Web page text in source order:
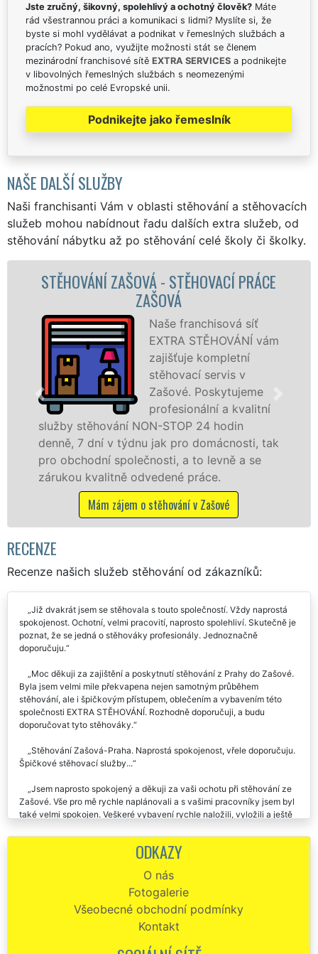
Jste zručný, šikovný, spolehlivý a ochotný člověk? Máte
rád všestrannou práci a komunikaci s lidmi? Myslíte si, že
byste si mohl vydělávat a podnikat v řemeslných službách a
pracích? Pokud ano, využijte možnosti stát se členem
mezinárodní franchisové sítě EXTRA SERVICES a podnikejte
v libovolných řemeslných službách s neomezenými
možnostmi po celé Evropské unii.
Podnikejte jako řemeslník
NAŠE DALŠÍ SLUŽBY
Naši franchisanti Vám v oblasti stěhování a stěhovacích
služeb mohou nabídnout řadu dalších extra služeb, od
stěhování nábytku až po stěhování celé školy či školky.
PRÁCE
vám
kvalitní
tak
a se
STĚHOVACÍ SLUŽBA
STĚHOVACÍ FIRMA
stěhovací
stěhovací
technikou.
služby zajišťujeme domácnostem i
celém okresu Vsetín se zárukou
franchisové sítě EXTRA STĚHOVÁNÍ.
Nabízíme stěhovací služby NON-
včetně víkendů a svátků bez
Mám zájem o stěhovací služby v
RECENZE
Recenze našich služeb stěhování od zákazníků:
Již dvakrát jsem se stěhovala s touto společností. Vždy naprostá
spokojenost. Ochotní, velmi pracovití, naprosto spolehliví. Skutečně je
poznat, že se jedná o stěhováky profesionály. Jednoznačně
Moc děkuji za zajištění a poskytnutí stěhování z Prahy do Zašové.
Byla jsem velmi mile překvapena nejen samotným průběhem
stěhování, ale i špičkovým přístupem, oblečením a vybavením této
společnosti EXTRA STĚHOVÁNÍ. Rozhodně doporučuji, a budu
Stěhování Zašová-Praha. Naprostá spokojenost, vřele doporučuju.
Jsem naprosto spokojený a děkuji za vaši ochotu při stěhování ze
Zašové. Vše pro mě rychle naplánovali a s vašimi pracovníky jsem byl
mě dovezli zpět k mému autu. Moc děkuji.
Děkuji za profesionální přístup a velkou pomoc. Stěhování ze
Zašové do Prahy proběhlo hladce a cena byla více než příznivá. Mohu
EXTRA STĚHOVÁNÍ mohu doporučit! Byla jsem příjemně
překvapena, jak byl celý team stěhováků super ochotný, milý a celé
stěhování v Zašové s nimi proběhlo bez problémů a velmi
ODKAZY
O nás
Fotogalerie
Všeobecné obchodní podmínky
Kontakt